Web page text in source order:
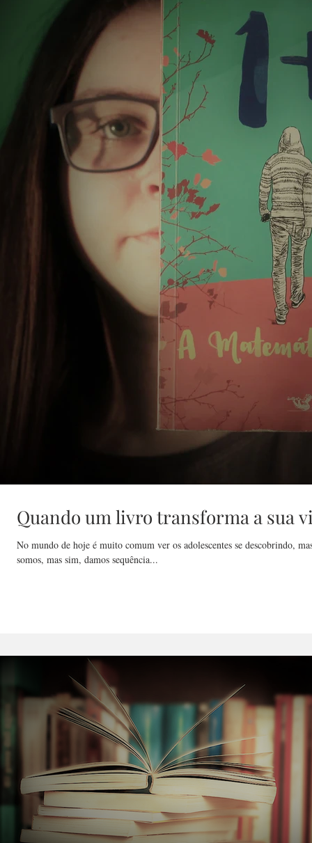
Quando um livro transforma a sua
No mundo de hoje é muito comum ver os adolescentes se descobrindo,
somos, mas sim, damos sequência...